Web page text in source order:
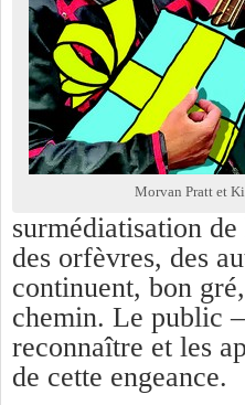
Morvan Pratt et
surmédiatisation
des orfèvres, des
continuent, bon
chemin. Le public
reconnaître et les
de cette engeance.